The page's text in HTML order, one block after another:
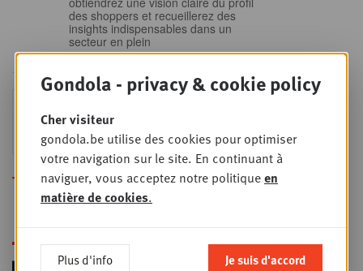
des shoppers et recueillerez des
insights indispensables dans un
secteur en plein
24
SEPT
Sales & nego Summit
2026
Sales & Nego summit 2026
Toutes les formations
Gondola - privacy & cookie policy
Cher visiteur
gondola.be utilise des cookies pour optimiser
votre navigation sur le site. En continuant à
naviguer, vous acceptez notre politiqueen
matière de cookies.
Plus d'info Je suis d'accord